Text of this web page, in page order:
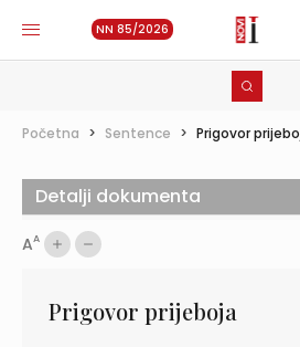
NN 85/2026
Početna > Sentence > Prigovor
AA
Prigovor prijeboja
Detalji dokumenta